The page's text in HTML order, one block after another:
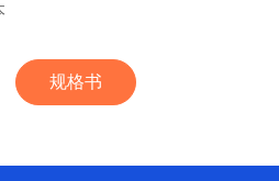
规格书